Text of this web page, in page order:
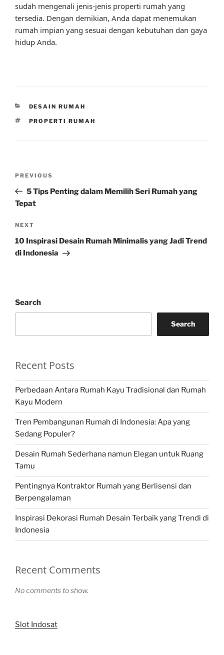
sudah mengenali jenis-jenis properti rumah yang
tersedia. Dengan demikian, Anda dapat menemukan
rumah impian yang sesuai dengan kebutuhan dan gaya
hidup Anda.
CATEGORIES
DESAIN RUMAH
TAGS
PROPERTI RUMAH
Previous
Post
PREVIOUS
5 Tips Penting dalam Memilih Seri Rumah yang
Tepat
Next
Post
NEXT
10 Inspirasi Desain Rumah Minimalis yang Jadi Trend
di Indonesia
Search
Search
Recent Posts
Perbedaan Antara Rumah Kayu Tradisional dan Rumah
Kayu Modern
Tren Pembangunan Rumah di Indonesia: Apa yang
Sedang Populer?
Desain Rumah Sederhana namun Elegan untuk Ruang
Tamu
Pentingnya Kontraktor Rumah yang Berlisensi dan
Berpengalaman
Inspirasi Dekorasi Rumah Desain Terbaik yang Trendi di
Indonesia
Recent Comments
No comments to show.
Slot Indosat